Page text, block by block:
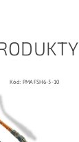
Kód: PMAFSH6-5-10